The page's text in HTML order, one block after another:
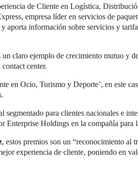
de Cliente en Logística,
empresa líder en servicios de
aporta información sobre servicios y
claro ejemplo de crecimiento mutuo y
center.
en Ocio, Turismo y Deporte’, en este
para clientes nacionales e
Enterprise Holdings en la compañía
, estos premios son un “reconocimiento al
experiencia de cliente, poniendo en